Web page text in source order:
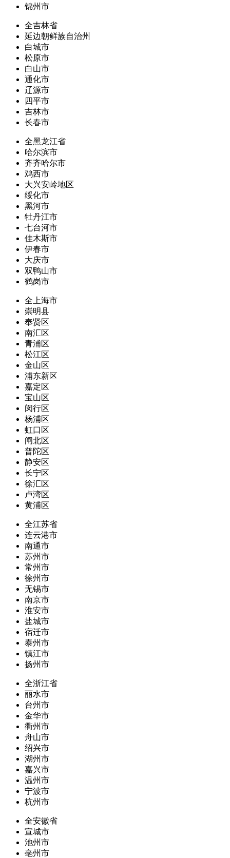
锦州市
全吉林省
延边朝鲜族自治州
白城市
松原市
白山市
通化市
辽源市
四平市
吉林市
长春市
全黑龙江省
哈尔滨市
齐齐哈尔市
鸡西市
大兴安岭地区
绥化市
黑河市
牡丹江市
七台河市
佳木斯市
伊春市
大庆市
双鸭山市
鹤岗市
全上海市
崇明县
奉贤区
南汇区
青浦区
松江区
金山区
浦东新区
嘉定区
宝山区
闵行区
杨浦区
虹口区
闸北区
普陀区
静安区
长宁区
徐汇区
卢湾区
黄浦区
全江苏省
连云港市
南通市
苏州市
常州市
徐州市
无锡市
南京市
淮安市
盐城市
宿迁市
泰州市
镇江市
扬州市
全浙江省
丽水市
台州市
金华市
衢州市
舟山市
绍兴市
湖州市
嘉兴市
温州市
宁波市
杭州市
全安徽省
宣城市
池州市
亳州市